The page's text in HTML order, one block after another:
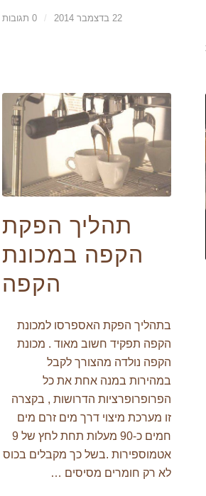
22 בדצמבר 2014 / 0 תגובות
תהליך הפקת
הקפה במכונת
הקפה
בתהליך הפקת האספרסו למכונת
הקפה תפקיד חשוב מאוד . מכונת
הקפה נולדה מהצורך לקבל
במהירות במנה אחת את כל
הפרופרופרציות הדרושות , בקצרה
זו מערכת מיצוי דרך מים זרם מים
חמים כ-90 מעלות תחת לחץ של 9
אטמוספירות .בשל כך מקבלים בכוס
לא רק חומרים מסיסים …